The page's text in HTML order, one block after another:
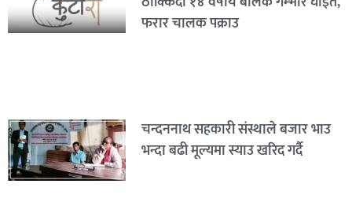
फरार चालक पक्राउ
चन्दननाथ सहकारी संस्थाले बजार भाउ
भन्दा बढी मूल्यमा स्याउ खरिद गर्दै